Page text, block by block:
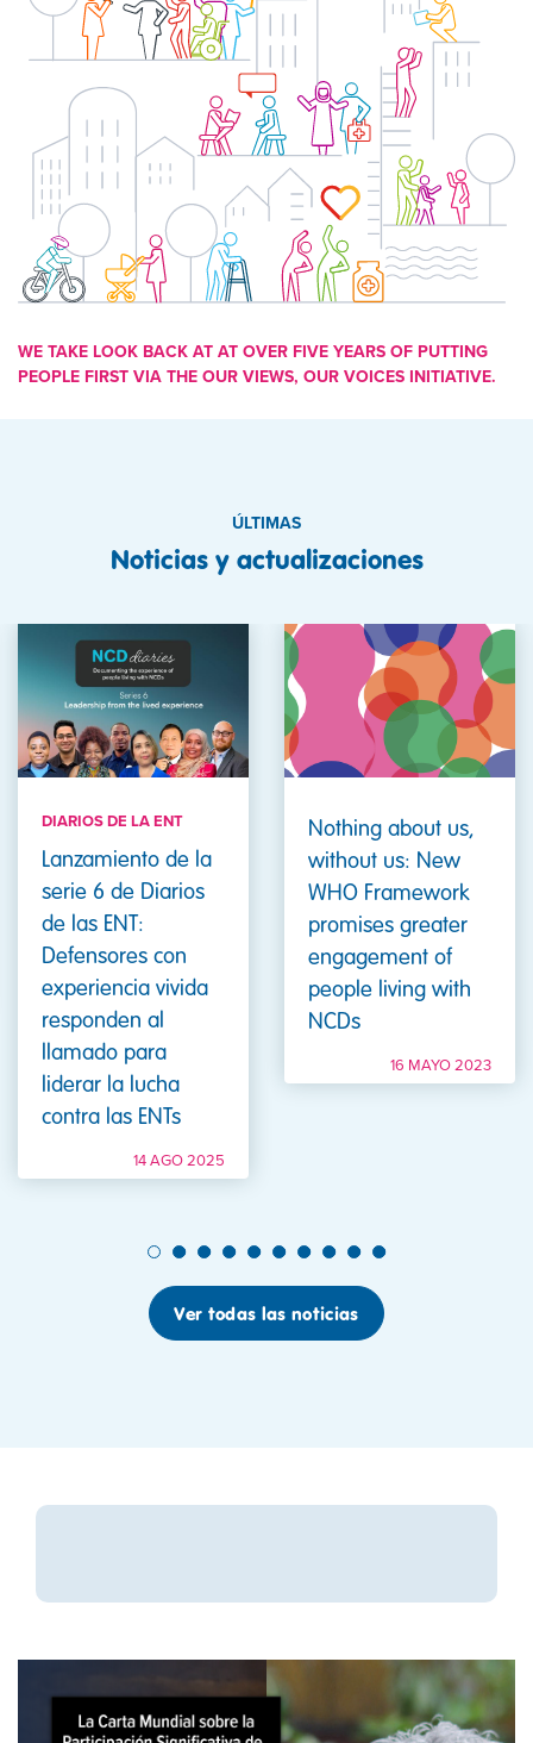
WE TAKE LOOK BACK AT AT OVER FIVE YEARS OF PUTTING
PEOPLE FIRST VIA THE OUR VIEWS, OUR VOICES INITIATIVE.
ÚLTIMAS
Noticias y actualizaciones
DIARIOS DE LA ENT
Lanzamiento de la
serie 6 de Diarios
de las ENT:
Defensores con
experiencia vivida
responden al
llamado para
liderar la lucha
contra las ENTs
14 AGO 2025
Nothing about us,
without us: New
WHO Framework
promises greater
engagement of
people living with
NCDs
16 MAYO 2023
1 2 3 4 5 6 7 8 9 10
Ver todas las noticias